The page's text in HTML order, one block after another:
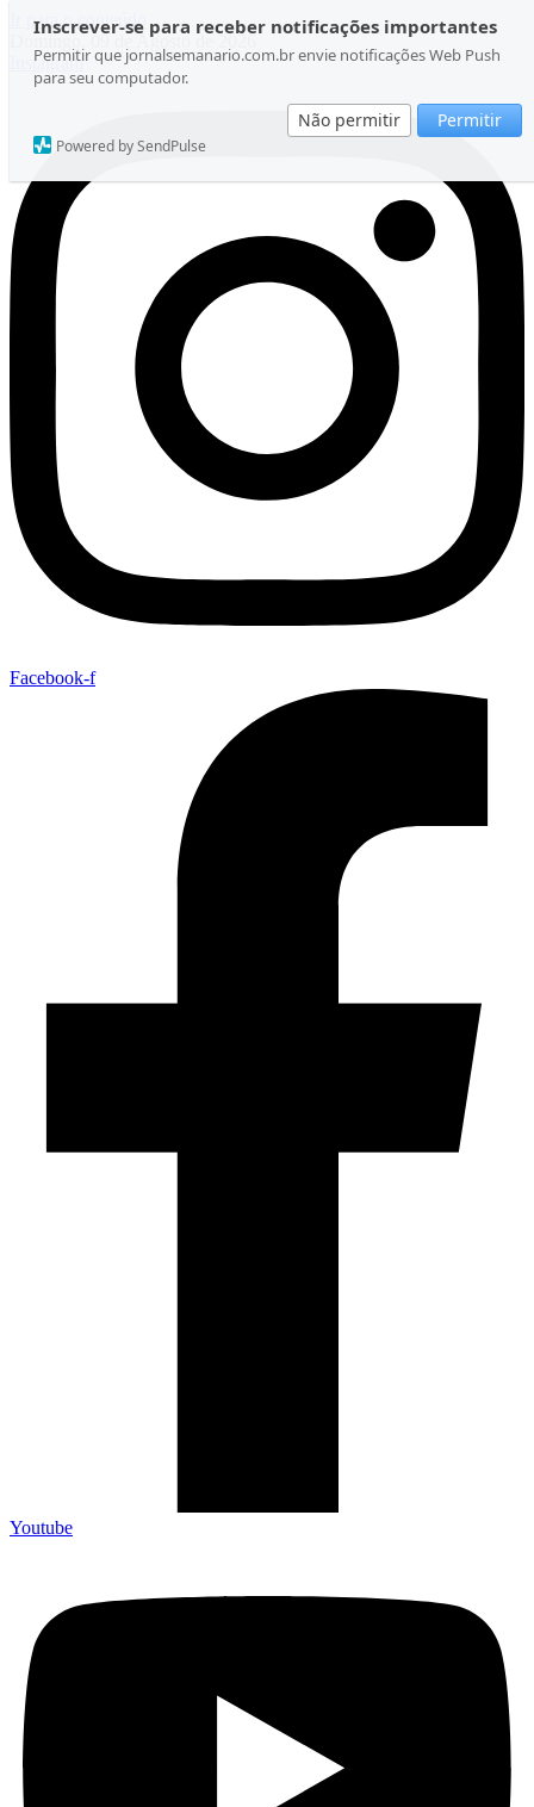
Inscrever-se para receber notificações importantes
Permitir que jornalsemanario.com.br envie notificações Web Push
para seu computador.
Não permitir Permitir
Powered by SendPulse
Ir para o conteúdo
Domingo, 09 de Agosto de 2026
Instagram
Facebook-f
Youtube